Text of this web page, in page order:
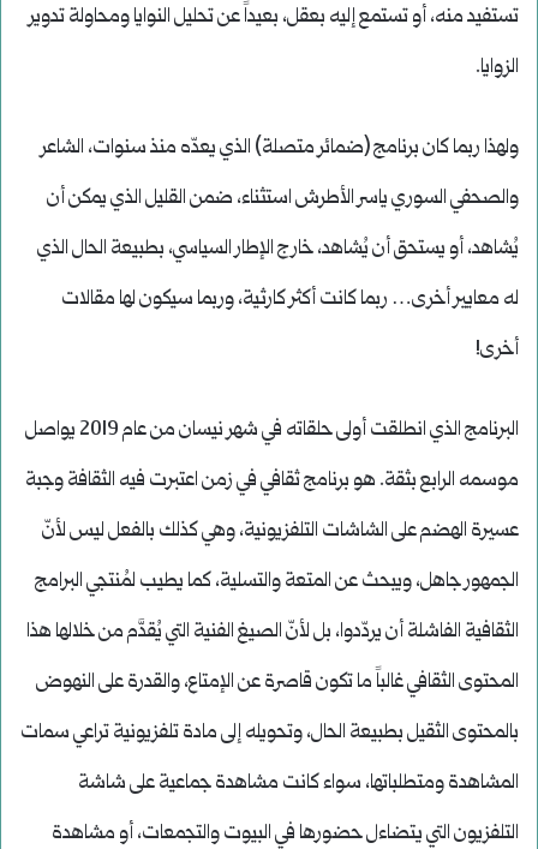
تستفيد منه، أو تستمع إليه بعقل، بعيداً عن تحليل النوايا ومحاولة تدوير
الزوايا.
ولهذا ربما كان برنامج (ضمائر متصلة) الذي يعدّه منذ سنوات، الشاعر
والصحفي السوري ياسر الأطرش استثناء، ضمن القليل الذي يمكن أن
يُشاهد، أو يستحق أن يُشاهد، خارج الإطار السياسي، بطبيعة الحال الذي
له معايير أخرى… ربما كانت أكثر كارثية، وربما سيكون لها مقالات
أخرى!
البرنامج الذي انطلقت أولى حلقاته في شهر نيسان من عام 2019 يواصل
موسمه الرابع بثقة. هو برنامج ثقافي في زمن اعتبرت فيه الثقافة وجبة
عسيرة الهضم على الشاشات التلفزيونية، وهي كذلك بالفعل ليس لأنّ
الجمهور جاهل، ويبحث عن المتعة والتسلية، كما يطيب لمُنتجي البرامج
الثقافية الفاشلة أن يردّدوا، بل لأنّ الصيغ الفنية التي يُقدَّم من خلالها هذا
المحتوى الثقافي غالباً ما تكون قاصرة عن الإمتاع، والقدرة على النهوض
بالمحتوى الثقيل بطبيعة الحال، وتحويله إلى مادة تلفزيونية تراعي سمات
المشاهدة ومتطلباتها، سواء كانت مشاهدة جماعية على شاشة
التلفزيون التي يتضاءل حضورها في البيوت والتجمعات، أو مشاهدة